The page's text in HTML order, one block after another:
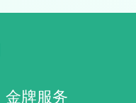
金牌服务